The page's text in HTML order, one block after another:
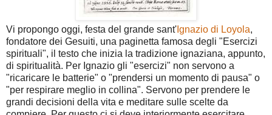
Vi propongo oggi, festa del grande sant' Ignazio di Loyola,
fondatore dei Gesuiti, una paginetta famosa degli "Esercizi
spirituali", il testo che inizia la tradizione ignaziana, appunto,
di spiritualità. Per Ignazio gli "esercizi" non servono a
"ricaricare le batterie" o "prendersi un momento di pausa" o
"per respirare meglio in collina". Servono per prendere le
grandi decisioni della vita e meditare sulle scelte da